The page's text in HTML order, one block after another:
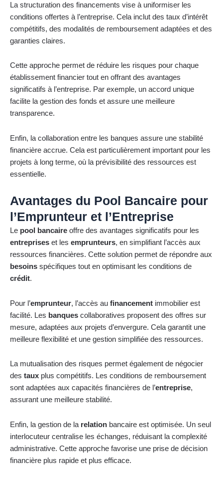
La structuration des financements vise à uniformiser les
conditions offertes à l’entreprise. Cela inclut des taux d’intérêt
compétitifs, des modalités de remboursement adaptées et des
garanties claires.
Cette approche permet de réduire les risques pour chaque
établissement financier tout en offrant des avantages
significatifs à l’entreprise. Par exemple, un accord unique
facilite la gestion des fonds et assure une meilleure
transparence.
Enfin, la collaboration entre les banques assure une stabilité
financière accrue. Cela est particulièrement important pour les
projets à long terme, où la prévisibilité des ressources est
essentielle.
Avantages du Pool Bancaire pour
l’Emprunteur et l’Entreprise
Le pool bancaire offre des avantages significatifs pour les
entreprises et les emprunteurs, en simplifiant l’accès aux
ressources financières. Cette solution permet de répondre aux
besoins spécifiques tout en optimisant les conditions de
crédit.
Pour l’emprunteur, l’accès au financement immobilier est
facilité. Les banques collaboratives proposent des offres sur
mesure, adaptées aux projets d’envergure. Cela garantit une
meilleure flexibilité et une gestion simplifiée des ressources.
La mutualisation des risques permet également de négocier
des taux plus compétitifs. Les conditions de remboursement
sont adaptées aux capacités financières de l’entreprise,
assurant une meilleure stabilité.
Enfin, la gestion de la relation bancaire est optimisée. Un seul
interlocuteur centralise les échanges, réduisant la complexité
administrative. Cette approche favorise une prise de décision
financière plus rapide et plus efficace.